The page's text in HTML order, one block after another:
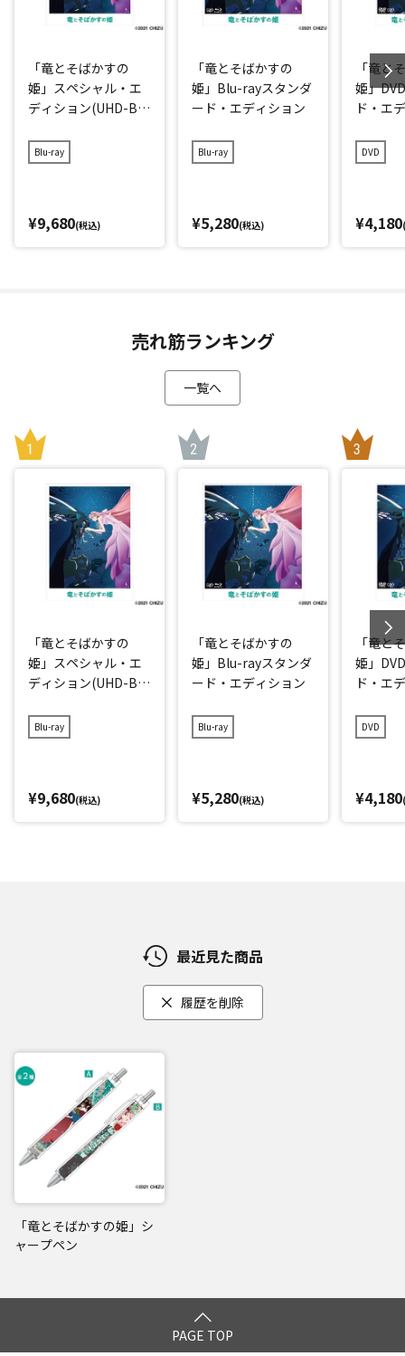
「竜とそばかすの
姫」スペシャル・エ
ディション(UHD-BD
Blu-ray
¥9,680(税込)
「竜とそばかすの
姫」Blu-rayスタンダ
ード・エディション
Blu-ray
¥5,280(税込)
「竜と
姫」
ド・エ
DVD
¥4,180
売れ筋ランキング
一覧へ
「竜とそばかすの
姫」スペシャル・エ
ディション(UHD-BD
Blu-ray
¥9,680(税込)
「竜とそばかすの
姫」Blu-rayスタンダ
ード・エディション
Blu-ray
¥5,280(税込)
「竜と
姫」
ド・エ
DVD
¥4,180
最近見た商品
履歴を削除
「竜とそばかすの姫」シ
ャープペン
PAGE TOP